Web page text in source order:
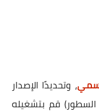
، وتحديدًا الإصدار
السطور) قم بتشغيله